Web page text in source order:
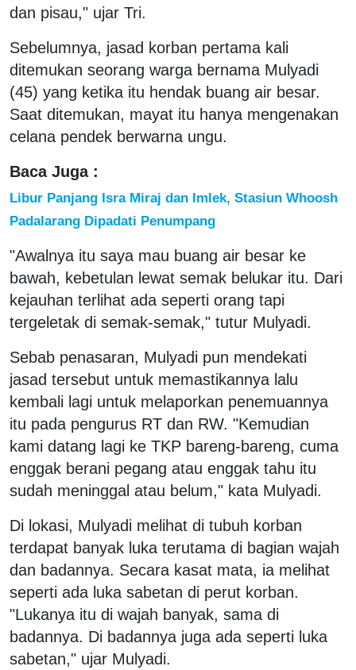
dan pisau," ujar Tri.
Sebelumnya, jasad korban pertama kali
ditemukan seorang warga bernama Mulyadi
(45) yang ketika itu hendak buang air besar.
Saat ditemukan, mayat itu hanya mengenakan
celana pendek berwarna ungu.
Baca Juga :
Libur Panjang Isra Miraj dan Imlek, Stasiun Whoosh
Padalarang Dipadati Penumpang
"Awalnya itu saya mau buang air besar ke
bawah, kebetulan lewat semak belukar itu. Dari
kejauhan terlihat ada seperti orang tapi
tergeletak di semak-semak," tutur Mulyadi.
Sebab penasaran, Mulyadi pun mendekati
jasad tersebut untuk memastikannya lalu
kembali lagi untuk melaporkan penemuannya
itu pada pengurus RT dan RW. "Kemudian
kami datang lagi ke TKP bareng-bareng, cuma
enggak berani pegang atau enggak tahu itu
sudah meninggal atau belum," kata Mulyadi.
Di lokasi, Mulyadi melihat di tubuh korban
terdapat banyak luka terutama di bagian wajah
dan badannya. Secara kasat mata, ia melihat
seperti ada luka sabetan di perut korban.
"Lukanya itu di wajah banyak, sama di
badannya. Di badannya juga ada seperti luka
sabetan," ujar Mulyadi.